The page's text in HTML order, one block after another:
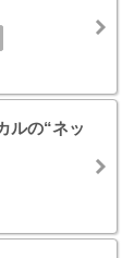
ルの“ネッ